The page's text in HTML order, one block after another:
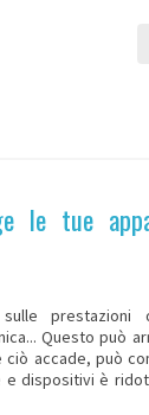
le tue
prestazioni
Questo può
accade, può
dispositivi è